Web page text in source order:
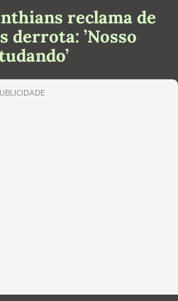
reclama de
derrota: ’Nosso